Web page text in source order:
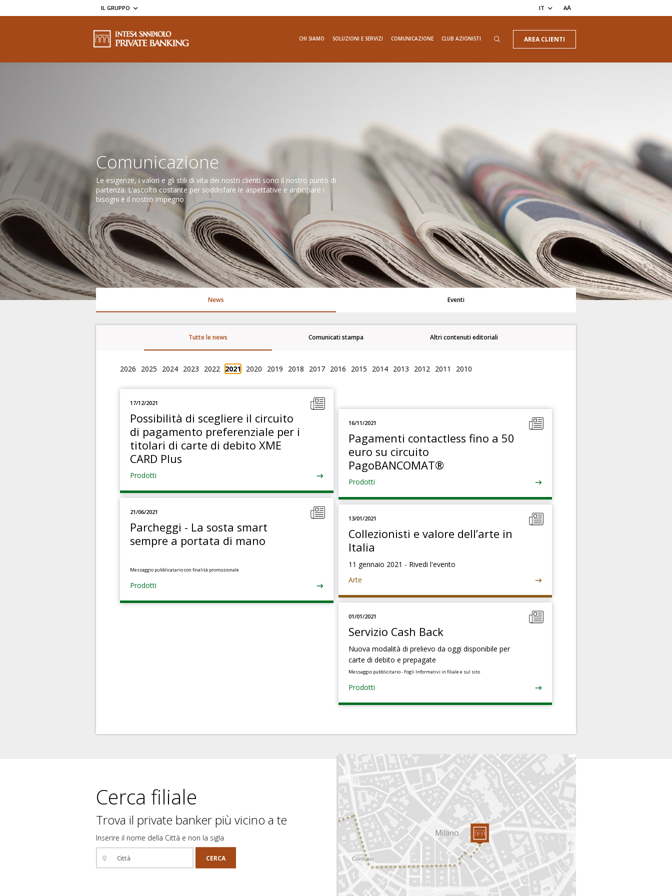
IL GRUPPO IT AA
CHI SIAMO SOLUZIONI E SERVIZI COMUNICAZIONE CLUB AZIONISTI AREA CLIENTI
Comunicazione
Le esigenze, i valori e gli stili di vita dei nostri clienti sono il nostro punto di
partenza. L’ascolto costante per soddisfare le aspettative e anticipare i
bisogni è il nostro impegno
News Eventi
Tutte le news Comunicati stampa Altri contenuti editoriali
2026 2025 2024 2023 2022 2021 2020 2019 2018 2017 2016 2015 2014 2013 2012 2011 2010
17/12/2021
Possibilità di scegliere il circuito
di pagamento preferenziale per i
titolari di carte di debito XME
CARD Plus
Prodotti
16/11/2021
Pagamenti contactless fino a 50
euro su circuito
PagoBANCOMAT®
Prodotti
21/06/2021
Parcheggi - La sosta smart
sempre a portata di mano
Messaggio pubblicatario con finalità promozionale
Prodotti
13/01/2021
Collezionisti e valore dell’arte in
Italia
11 gennaio 2021 - Rivedi l'evento
Arte
01/01/2021
Servizio Cash Back
Nuova modalità di prelievo da oggi disponibile per
carte di debito e prepagate
Messaggio pubblicitario - Fogli Informativi in filiale e sul sito
Prodotti
Cerca filiale
Trova il private banker più vicino a te
Inserire il nome della Città e non la sigla